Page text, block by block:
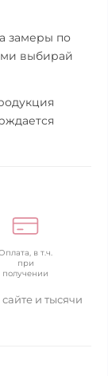
замеры по
выбирай
в т.ч.
при
получении
сайте и тысячи